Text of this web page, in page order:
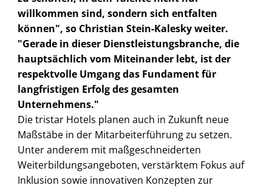
willkommen sind, sondern sich entfalten
können", so Christian Stein-Kalesky weiter.
"Gerade in dieser Dienstleistungsbranche, die
hauptsächlich vom Miteinander lebt, ist der
respektvolle Umgang das Fundament für
langfristigen Erfolg des gesamten
Unternehmens."
Die tristar Hotels planen auch in Zukunft neue
Maßstäbe in der Mitarbeiterführung zu setzen.
Unter anderem mit maßgeschneiderten
Weiterbildungsangeboten, verstärktem Fokus auf
Inklusion sowie innovativen Konzepten zur